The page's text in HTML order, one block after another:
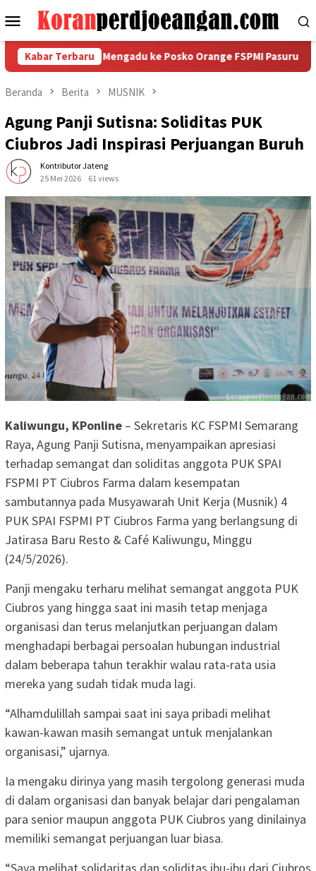
ke
Menu
Mobile
Kabar Terbaru
Plas Abadi Mengadu ke Posko Orange FSPMI Pasuruan Raya
Beranda Berita MUSNIK
Agung Panji Sutisna: Soliditas PUK
Ciubros Jadi Inspirasi Perjuangan Buruh
Kontributor Jateng
25 Mei 2026
61 views
Kaliwungu, KPonline – Sekretaris KC FSPMI Semarang
Raya, Agung Panji Sutisna, menyampaikan apresiasi
terhadap semangat dan soliditas anggota PUK SPAI
FSPMI PT Ciubros Farma dalam kesempatan
sambutannya pada Musyawarah Unit Kerja (Musnik) 4
PUK SPAI FSPMI PT Ciubros Farma yang berlangsung di
Jatirasa Baru Resto & Café Kaliwungu, Minggu
(24/5/2026).
Panji mengaku terharu melihat semangat anggota PUK
Ciubros yang hingga saat ini masih tetap menjaga
organisasi dan terus melanjutkan perjuangan dalam
menghadapi berbagai persoalan hubungan industrial
dalam beberapa tahun terakhir walau rata-rata usia
mereka yang sudah tidak muda lagi.
“Alhamdulillah sampai saat ini saya pribadi melihat
kawan-kawan masih semangat untuk menjalankan
organisasi,” ujarnya.
Ia mengaku dirinya yang masih tergolong generasi muda
di dalam organisasi dan banyak belajar dari pengalaman
para senior maupun anggota PUK Ciubros yang dinilainya
memiliki semangat perjuangan luar biasa.
“Saya melihat solidaritas dan soliditas ibu-ibu dari Ciubros